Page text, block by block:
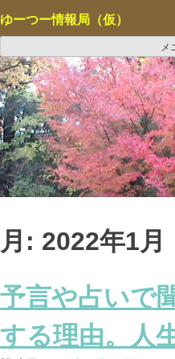
ン
ン
ツ
へ
ス
キ
ッ
プ
ゆーつー情報局（仮）
メ
月: 2022年1月
予言や占いで
する理由。人